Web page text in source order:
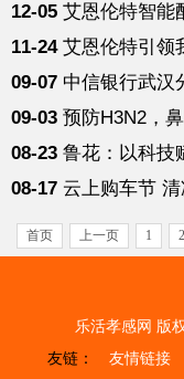
12-05 艾恩伦特智能酿
11-24 艾恩伦特引领我
09-07 中信银行武汉分
09-03 预防H3N2，
08-23 鲁花：以科技
08-17 云上购车节
首页 上一页 1 2
乐活孝感网 版
友链：
友情链接